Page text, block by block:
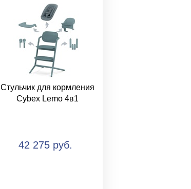
Стульчик для кормления
Cybex Lemo 4в1
42 275 руб.